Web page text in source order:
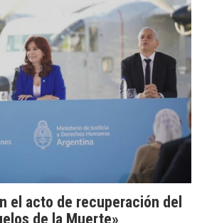
el acto de recuperación del
de la Muerte»